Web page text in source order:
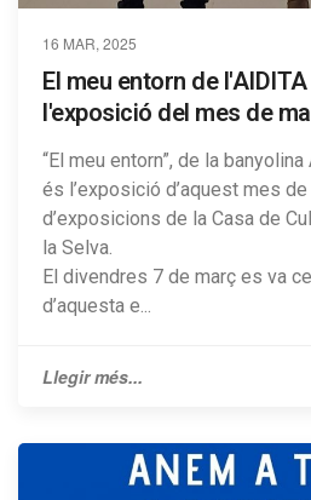
16 MAR, 2025
El meu entorn de
l'exposició del mes de
“El meu entorn”, de la
és l’exposició d’aquest mes
d’exposicions de la Casa de
la Selva.
El divendres 7 de març es va
d’aquesta e...
Llegir més...